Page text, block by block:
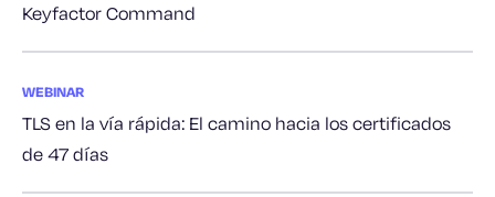
Keyfactor Command
WEBINAR
TLS en la vía rápida: El camino hacia los certificados
de 47 días